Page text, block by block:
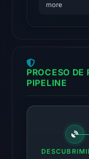
more
PROCESO
PIPELINE